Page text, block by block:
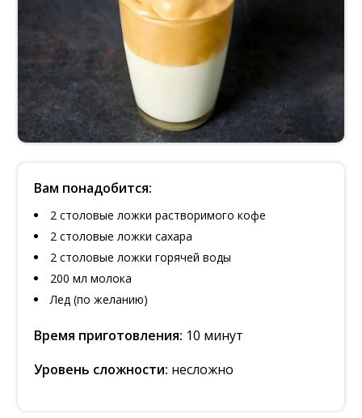
Вам понадобится:
2 столовые ложки растворимого кофе
2 столовые ложки сахара
2 столовые ложки горячей воды
200 мл молока
Лед (по желанию)
Время приготовления: 10 минут
Уровень сложности: несложно